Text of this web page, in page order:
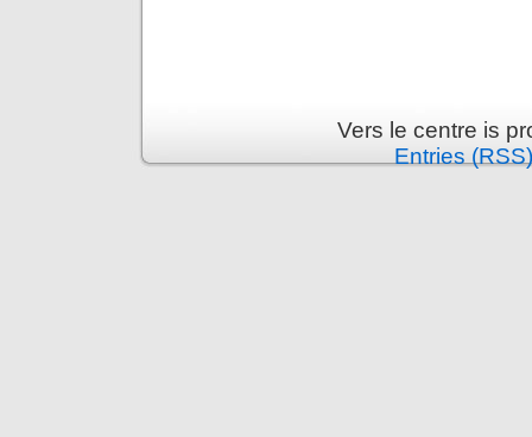
Vers le centre is
Entries (RSS)